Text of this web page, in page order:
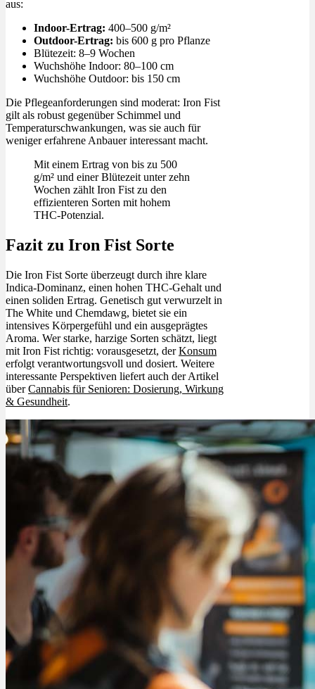
aus:
Indoor-Ertrag: 400–500 g/m²
Outdoor-Ertrag: bis 600 g pro Pflanze
Blütezeit: 8–9 Wochen
Wuchshöhe Indoor: 80–100 cm
Wuchshöhe Outdoor: bis 150 cm
Die Pflegeanforderungen sind moderat: Iron Fist
gilt als robust gegenüber Schimmel und
Temperaturschwankungen, was sie auch für
weniger erfahrene Anbauer interessant macht.
Mit einem Ertrag von bis zu 500
g/m² und einer Blütezeit unter zehn
Wochen zählt Iron Fist zu den
effizienteren Sorten mit hohem
THC-Potenzial.
Fazit zu Iron Fist Sorte
Die Iron Fist Sorte überzeugt durch ihre klare
Indica-Dominanz, einen hohen THC-Gehalt und
einen soliden Ertrag. Genetisch gut verwurzelt in
The White und Chemdawg, bietet sie ein
intensives Körpergefühl und ein ausgeprägtes
Aroma. Wer starke, harzige Sorten schätzt, liegt
mit Iron Fist richtig: vorausgesetzt, derKonsum
erfolgt verantwortungsvoll und dosiert. Weitere
interessante Perspektiven liefert auch der Artikel
überCannabis für Senioren: Dosierung, Wirkung
& Gesundheit.